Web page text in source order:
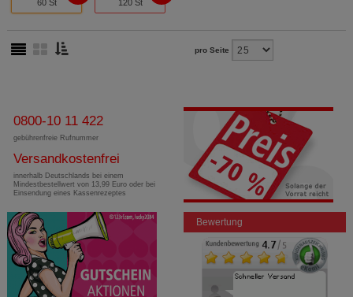
60 St 120 St
pro Seite
0800-10 11 422
gebührenfreie Rufnummer
Versandkostenfrei
innerhalb Deutschlands bei einem
Mindestbestellwert von 13,99 Euro oder bei
Einsendung eines Kassenrezeptes
Bewertung